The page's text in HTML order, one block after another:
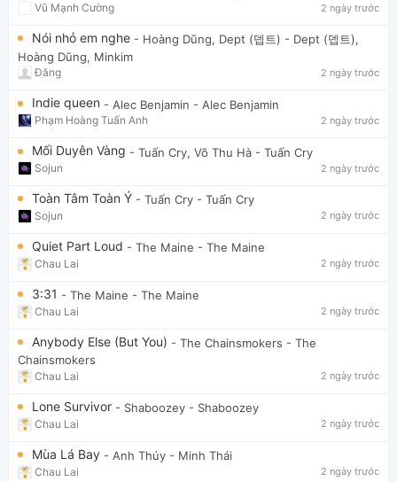
Vũ Mạnh Cường 2 ngày trước
Nói nhỏ em nghe - Hoàng Dũng, Dept (뎁트) - Dept (뎁트),
Hoàng Dũng, Minkim
Đăng 2 ngày trước
Indie queen - Alec Benjamin - Alec Benjamin
Phạm Hoàng Tuấn Anh 2 ngày trước
Mối Duyên Vàng - Tuấn Cry, Võ Thu Hà - Tuấn Cry
Sojun 2 ngày trước
Toàn Tâm Toàn Ý - Tuấn Cry - Tuấn Cry
Sojun 2 ngày trước
Quiet Part Loud - The Maine - The Maine
Chau Lai 2 ngày trước
3:31 - The Maine - The Maine
Chau Lai 2 ngày trước
Anybody Else (But You) - The Chainsmokers - The
Chainsmokers
Chau Lai 2 ngày trước
Lone Survivor - Shaboozey - Shaboozey
Chau Lai 2 ngày trước
Mùa Lá Bay - Anh Thúy - Minh Thái
Chau Lai 2 ngày trước